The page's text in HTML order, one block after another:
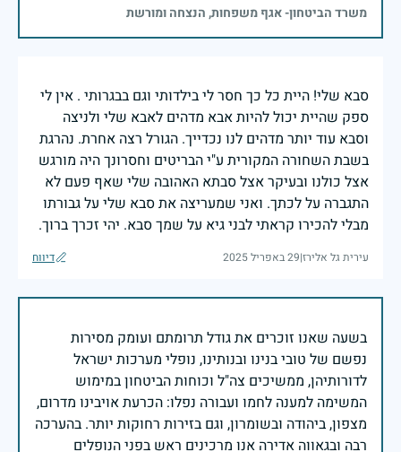
משרד הביטחון- אגף משפחות, הנצחה ומורשת
סבא שלי! היית כל כך חסר לי בילדותי וגם בבגרותי . אין לי
ספק שהיית יכול להיות אבא מדהים לאבא שלי ולניצה
וסבא עוד יותר מדהים לנו נכדייך. הגורל רצה אחרת. נהרגת
בשבת השחורה המקורית ע"י הבריטים וחסרונך היה מורגש
אצל כולנו ובעיקר אצל סבתא האהובה שלי שאף פעם לא
התגברה על לכתך. ואני שמעריצה את סבא שלי על גבורתו
מבלי להכירו קראתי לבני גיא על שמך סבא. יהי זכרך ברוך.
עירית גל אלירז|29 באפריל 2025 דיווח
בשעה שאנו זוכרים את גודל תרומתם ועומק מסירות
נפשם של טובי בנינו ובנותינו, נופלי מערכות ישראל
לדורותיהן, ממשיכים צה"ל וכוחות הביטחון במימוש
המשימה למענה לחמו ועבורה נפלו: הכרעת אויבינו מדרום,
מצפון, ביהודה ובשומרון, וגם בזירות רחוקות יותר. בהערכה
רבה ובגאווה אדירה אנו מרכינים ראש בפני הנופלים